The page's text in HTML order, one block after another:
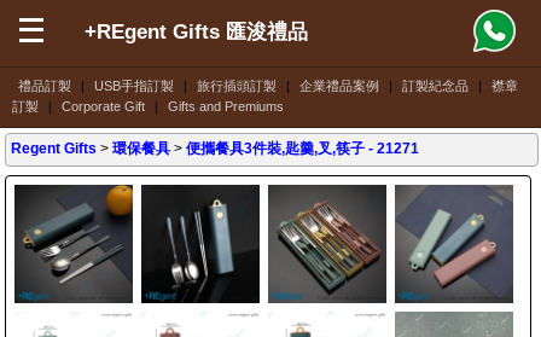
禮品訂製 | USB手指訂製 | 旅行插頭訂製 | 企業禮品案例 | 訂製紀念品 |
襟章
訂製
| Corporate Gift | Gifts and Premiums
+REgent Gifts 匯浚禮品
Regent Gifts >環保餐具 >便攜餐具3件裝,匙羹,叉,筷子 - 21271